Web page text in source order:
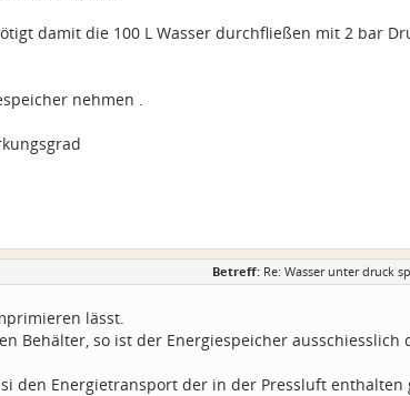
damit die 100 L Wasser durchfließen mit 2 bar
nehmen .
Betreff: Re: Wasser unter druck
lässt.
Behälter, so ist der Energiespeicher
den Energietransport der in der Pressluft